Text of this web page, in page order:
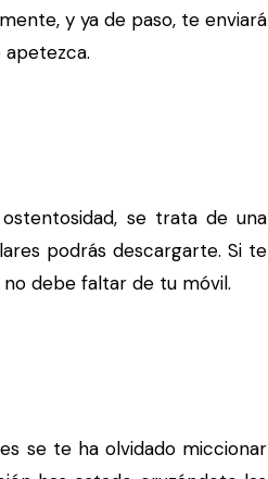
y ya de paso, te enviará
se trata de una
podrás descargarte. Si te
debe faltar de tu móvil.
se te ha olvidado miccionar